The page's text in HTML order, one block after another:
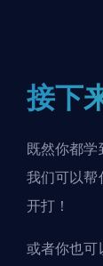
接下
既然你都学
我们可以帮
开打！
或者你也可